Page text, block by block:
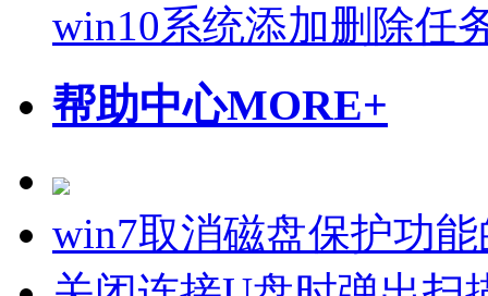
win10系统添加删除任
帮助中心MORE+
win7取消磁盘保护功